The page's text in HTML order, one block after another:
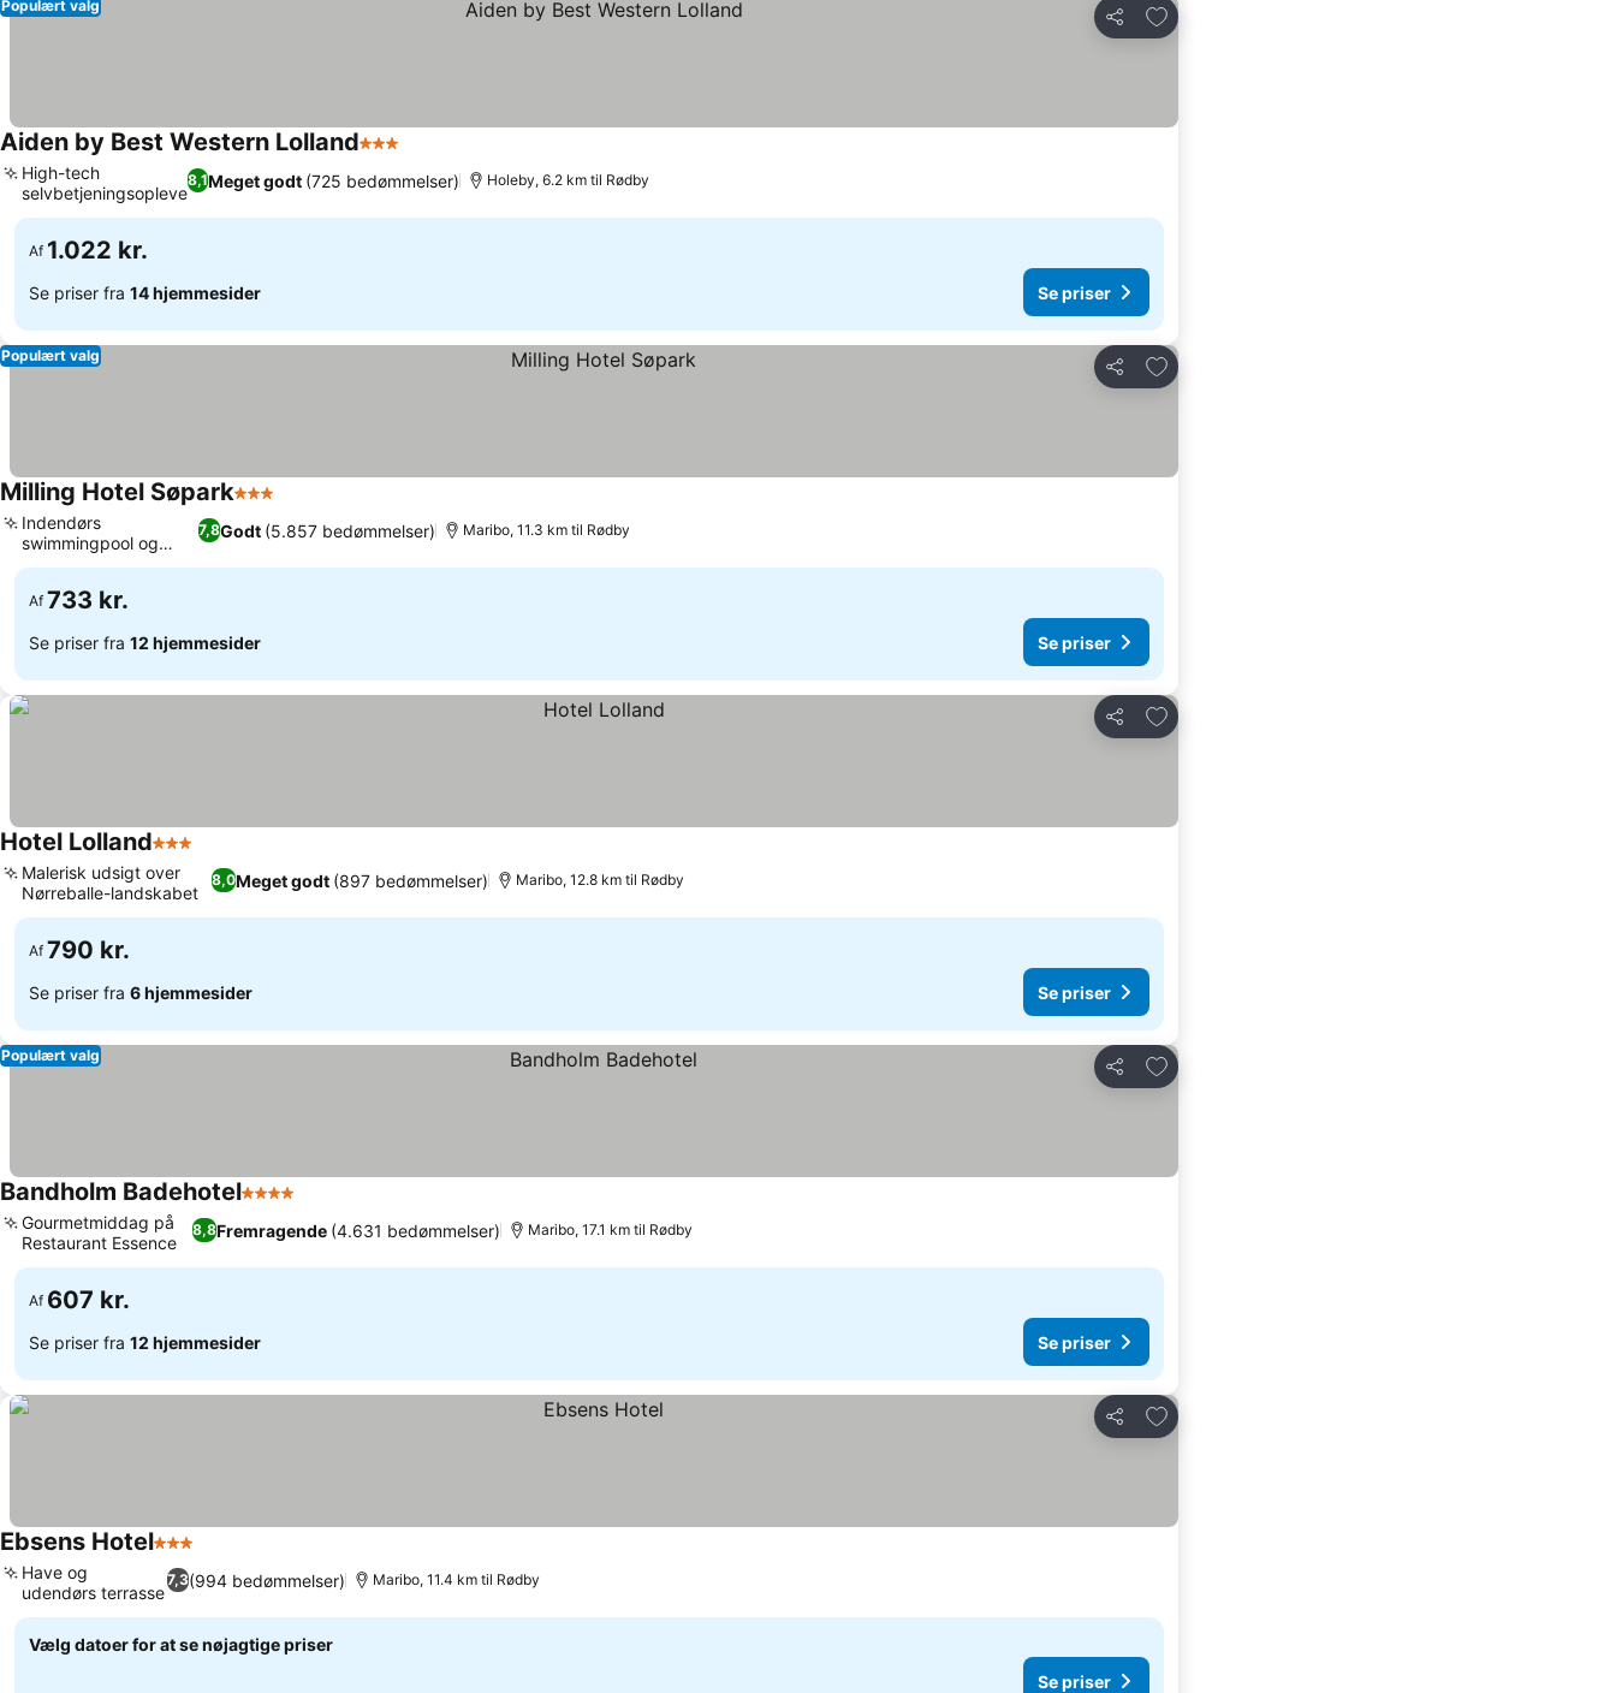
Del
Føj til favoritter
Populært valg
Aiden by Best Western Lolland3 Stjerner
8,1Meget godt (725 bedømmelser)
High-tech
selvbetjeningsoplevelse
Holeby, 6.2 km til Rødby
Af 1.022 kr.
Se priser fra 14 hjemmesider Se priser
Del
Føj til favoritter
Populært valg
Milling Hotel Søpark3 Stjerner
7,8Godt (5.857 bedømmelser)
Indendørs
swimmingpool og
wellness
Maribo, 11.3 km til Rødby
Af 733 kr.
Se priser fra 12 hjemmesider Se priser
Del
Føj til favoritter
Hotel Lolland3 Stjerner
8,0Meget godt (897 bedømmelser)
Malerisk udsigt over
Nørreballe-landskabet
Maribo, 12.8 km til Rødby
Af 790 kr.
Se priser fra 6 hjemmesider Se priser
Del
Føj til favoritter
Populært valg
Bandholm Badehotel4 Stjerner
8,8Fremragende (4.631 bedømmelser)
Gourmetmiddag på
Restaurant Essence
Maribo, 17.1 km til Rødby
Af 607 kr.
Se priser fra 12 hjemmesider Se priser
Del
Føj til favoritter
Ebsens Hotel3 Stjerner
7,3(994 bedømmelser)
Have og
udendørs terrasse
Maribo, 11.4 km til Rødby
Vælg datoer for at se nøjagtige priser
Se priser